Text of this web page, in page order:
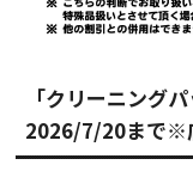
「クリーニング
2026/7/20まで※